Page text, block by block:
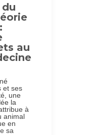
au
et ses
une
la
à
animal
en
sa